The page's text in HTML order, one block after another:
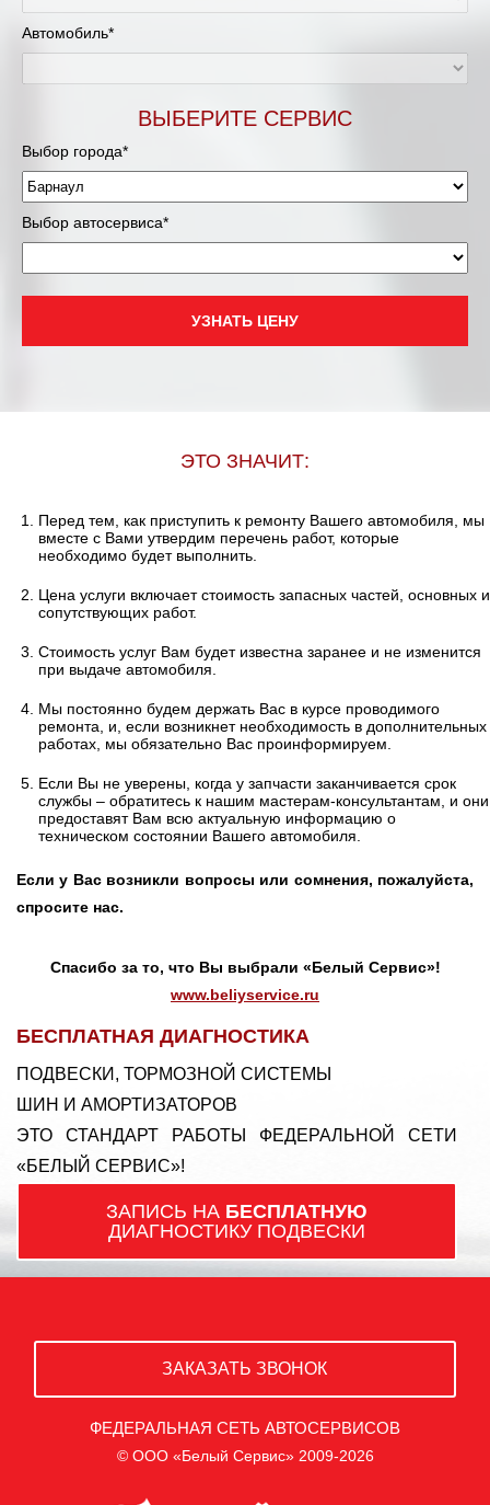
Автомобиль*
ВЫБЕРИТЕ СЕРВИС
Выбор города*
Выбор автосервиса*
УЗНАТЬ ЦЕНУ
ЭТО ЗНАЧИТ:
Перед тем, как приступить к ремонту Вашего автомобиля, мы
вместе с Вами утвердим перечень работ, которые
необходимо будет выполнить.
Цена услуги включает стоимость запасных частей, основных и
сопутствующих работ.
Стоимость услуг Вам будет известна заранее и не изменится
при выдаче автомобиля.
Мы постоянно будем держать Вас в курсе проводимого
ремонта, и, если возникнет необходимость в дополнительных
работах, мы обязательно Вас проинформируем.
Если Вы не уверены, когда у запчасти заканчивается срок
службы – обратитесь к нашим мастерам-консультантам, и они
предоставят Вам всю актуальную информацию о
техническом состоянии Вашего автомобиля.
Если у Вас возникли вопросы или сомнения, пожалуйста,
спросите нас.
Спасибо за то, что Вы выбрали «Белый Сервис»!
www.beliyservice.ru
БЕСПЛАТНАЯ ДИАГНОСТИКА
ПОДВЕСКИ, ТОРМОЗНОЙ СИСТЕМЫ
ШИН И АМОРТИЗАТОРОВ
ЭТО СТАНДАРТ РАБОТЫ ФЕДЕРАЛЬНОЙ СЕТИ
«БЕЛЫЙ СЕРВИС»!
ЗАПИСЬ НА БЕСПЛАТНУЮ
ДИАГНОСТИКУ ПОДВЕСКИ
ЗАКАЗАТЬ ЗВОНОК
ФЕДЕРАЛЬНАЯ СЕТЬ АВТОСЕРВИСОВ
© ООО «Белый Сервис» 2009-2026